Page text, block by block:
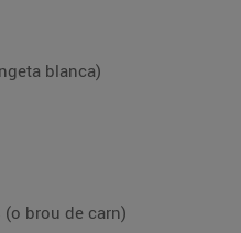
blanca)
brou de carn)